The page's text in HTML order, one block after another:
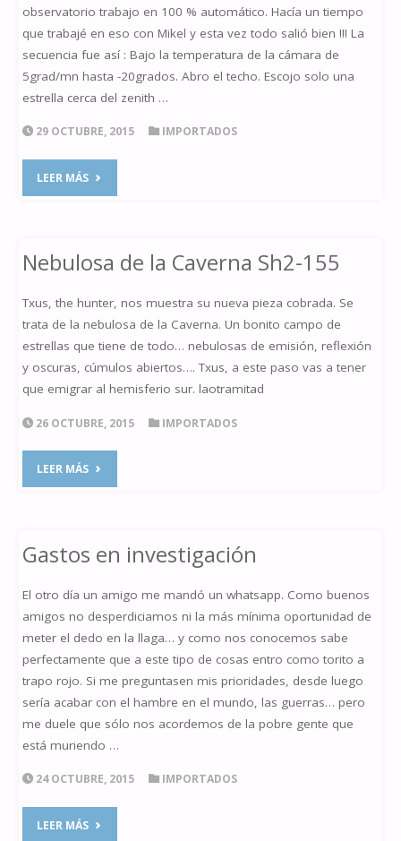
observatorio trabajo en 100 % automático. Hacía un tiempo
que trabajé en eso con Mikel y esta vez todo salió bien !!! La
secuencia fue así : Bajo la temperatura de la cámara de
5grad/mn hasta -20grados. Abro el techo. Escojo solo una
estrella cerca del zenith …
29 OCTUBRE, 2015 IMPORTADOS
LEER MÁS"LE
Nebulosa de la Caverna Sh2-155
Txus, the hunter, nos muestra su nueva pieza cobrada. Se
trata de la nebulosa de la Caverna. Un bonito campo de
estrellas que tiene de todo… nebulosas de emisión, reflexión
y oscuras, cúmulos abiertos…. Txus, a este paso vas a tener
que emigrar al hemisferio sur. laotramitad
26 OCTUBRE, 2015 IMPORTADOS
LEER MÁS"NEBULOSA
SH2-
155"
Gastos en investigación
El otro día un amigo me mandó un whatsapp. Como buenos
amigos no desperdiciamos ni la más mínima oportunidad de
meter el dedo en la llaga… y como nos conocemos sabe
perfectamente que a este tipo de cosas entro como torito a
trapo rojo. Si me preguntasen mis prioridades, desde luego
sería acabar con el hambre en el mundo, las guerras… pero
me duele que sólo nos acordemos de la pobre gente que
está muriendo …
24 OCTUBRE, 2015 IMPORTADOS
LEER MÁS"GASTOS